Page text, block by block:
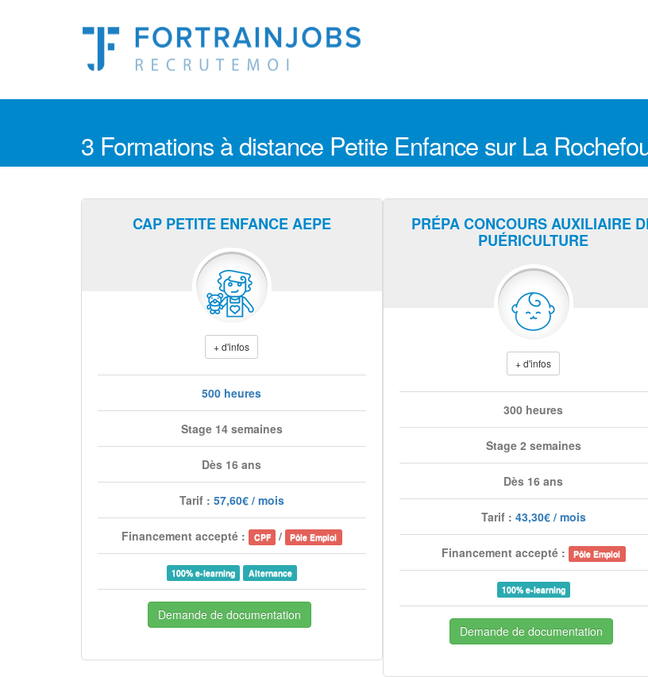
3 Formations à distance Petite Enfance sur La
CAP PETITE ENFANCE AEPE
+ d'infos
500 heures
Stage 14 semaines
Dès 16 ans
Tarif : 57,60€ / mois
Financement accepté : CPF / Pôle Emploi
100% e-learning Alternance
Demande de documentation
PRÉPA CONCOURS AUXILIAIRE
PUÉRICULTURE
+ d'infos
300 heures
Stage 2 semaines
Dès 16 ans
Tarif : 43,30€ / mois
Financement accepté : Pôle Emploi
100% e-learning
Demande de documentation